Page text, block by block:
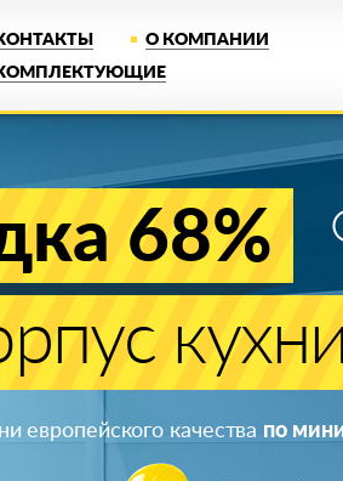
О КОМПАНИИ
68%
европейского качества по